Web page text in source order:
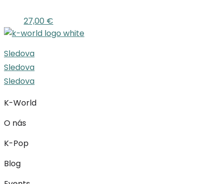
27,00 €
Sledova
Sledova
Sledova
K-World
O nás
K-Pop
Blog